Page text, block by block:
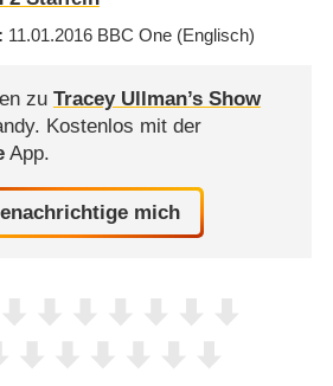
11.01.2016 BBC One (Englisch)
zu Tracey Ullman’s Show
Kostenlos mit der
App.
mich